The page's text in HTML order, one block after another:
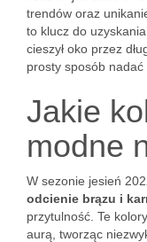
trendów oraz
to klucz do
cieszył oko przez
prosty sposób nadać
Jakie
modne
W sezonie jesień
odcienie brązu i
przytulność. Te
aurą, tworząc